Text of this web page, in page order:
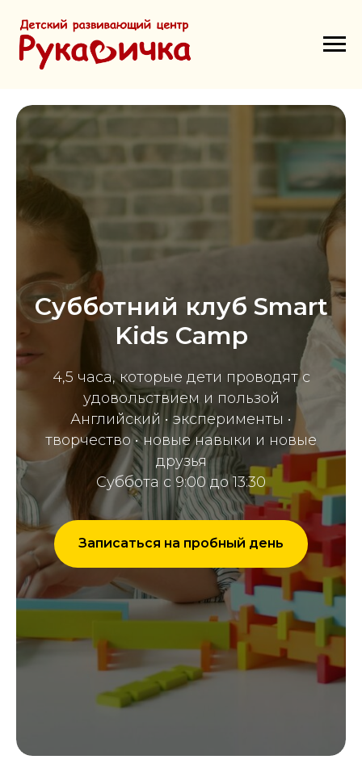
Субботний клуб Smart
Kids Camp
4,5 часа, которые дети проводят с
удовольствием и пользой
Английский • эксперименты •
творчество • новые навыки и новые
друзья
Суббота с 9:00 до 13:30
Записаться на пробный день